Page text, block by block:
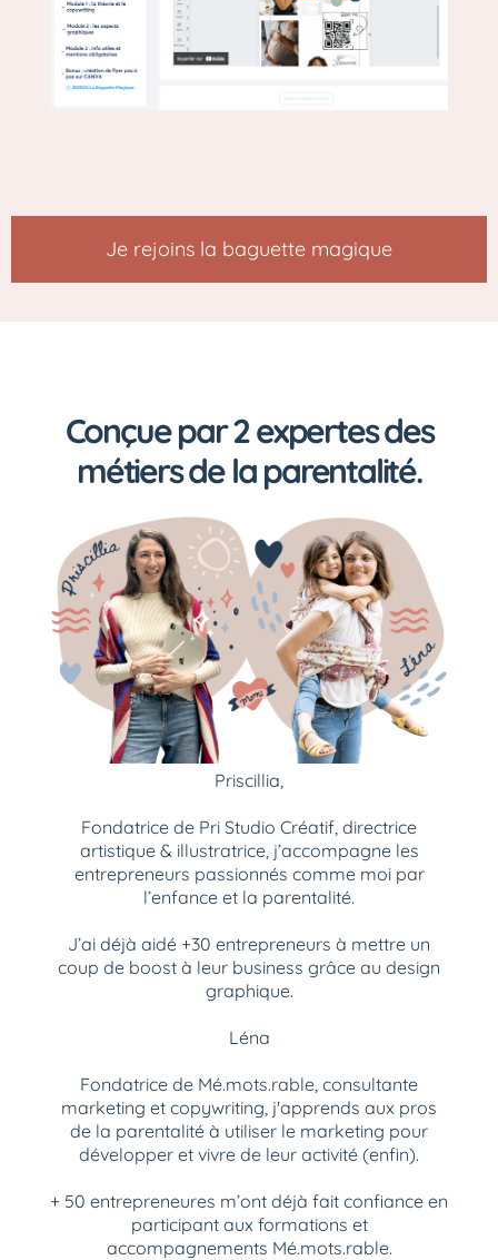
Je rejoins la baguette magique
Conçue par 2 expertes des
métiers de la parentalité.
Priscillia,
Fondatrice de Pri Studio Créatif, directrice
artistique & illustratrice, j’accompagne les
entrepreneurs passionnés comme moi par
l’enfance et la parentalité.
J’ai déjà aidé +30 entrepreneurs à mettre un
coup de boost à leur business grâce au design
graphique.
Léna
Fondatrice de Mé.mots.rable, consultante
marketing et copywriting, j'apprends aux pros
de la parentalité à utiliser le marketing pour
développer et vivre de leur activité (enfin).
+ 50 entrepreneures m’ont déjà fait confiance en
participant aux formations et
accompagnements Mé.mots.rable.